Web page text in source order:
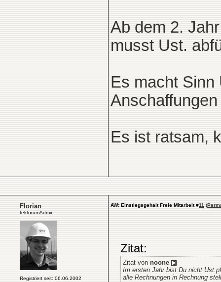
Ab dem 2.
musst Ust.
Es macht Sinn
Es ist ratsam,
Florian
tektorumAdmin
Registriert seit: 06.06.2002
AW: Einstiegsgehalt Freie Mitarbeit#11 (
Zitat:
Zitat von noone
Im ersten Jahr bist Du nicht
alle Rechnungen in Rechnung